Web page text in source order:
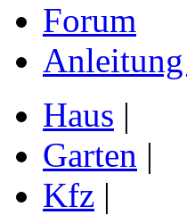
Forum
Anleitung
Haus |
Garten |
Kfz |